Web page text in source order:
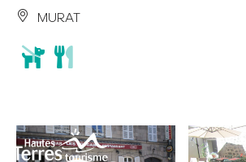
MURAT
animaux
acceptés